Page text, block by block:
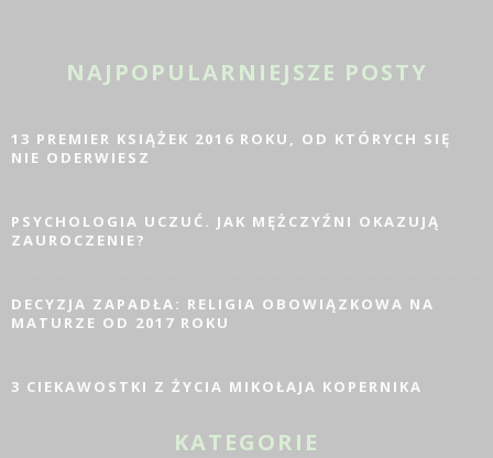
NAJPOPULARNIEJSZE POSTY
13 PREMIER KSIĄŻEK 2016 ROKU, OD KTÓRYCH SIĘ
NIE ODERWIESZ
PSYCHOLOGIA UCZUĆ. JAK MĘŻCZYŹNI OKAZUJĄ
ZAUROCZENIE?
DECYZJA ZAPADŁA: RELIGIA OBOWIĄZKOWA NA
MATURZE OD 2017 ROKU
3 CIEKAWOSTKI Z ŻYCIA MIKOŁAJA KOPERNIKA
KATEGORIE